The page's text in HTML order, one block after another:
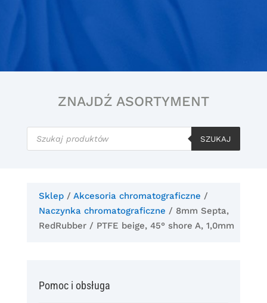
ZNAJDŹ ASORTYMENT
Wyszukiwarka
produktów
SZUKAJ
Sklep/ Akcesoria chromatograficzne /
Naczynka chromatograficzne / 8mm Septa,
RedRubber / PTFE beige, 45° shore A, 1,0mm
Pomoc i obsługa